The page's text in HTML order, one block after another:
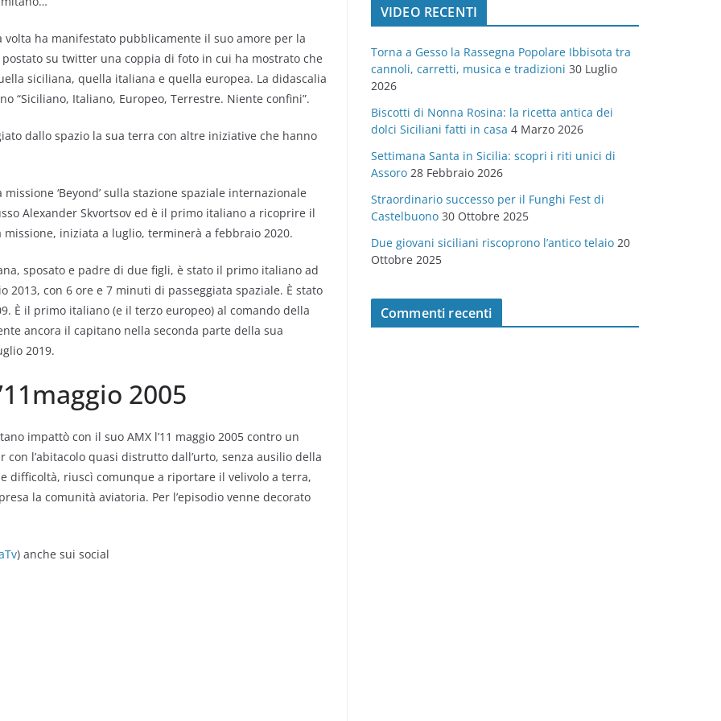
volta ha manifestato pubblicamente il suo amore per la
postato su twitter una coppia di foto in cui ha mostrato che
siciliana, quella italiana e quella europea. La didascalia
“Siciliano, Italiano, Europeo, Terrestre. Niente confini”.
dallo spazio la sua terra con altre iniziative che hanno
‘Beyond’ sulla stazione spaziale internazionale
Alexander Skvortsov ed è il primo italiano a ricoprire il
iniziata a luglio, terminerà a febbraio 2020.
sposato e padre di due figli, è stato il primo italiano ad
2013, con 6 ore e 7 minuti di passeggiata spaziale. È stato
È il primo italiano (e il terzo europeo) al comando della
ancora il capitano nella seconda parte della sua
2019.
2005
impattò con il suo AMX l’11 maggio 2005 contro un
l’abitacolo quasi distrutto dall’urto, senza ausilio della
difficoltà, riuscì comunque a riportare il velivolo a terra,
la comunità aviatoria. Per l’episodio venne decorato
) anche sui social
o
r
e
VIDEO RECENTI
Torna a Gesso la Rassegna Popolare Ibbisota tra
cannoli, carretti, musica e tradizioni 30 Luglio
2026
Biscotti di Nonna Rosina: la ricetta antica dei
dolci Siciliani fatti in casa 4 Marzo 2026
Settimana Santa in Sicilia: scopri i riti unici di
Assoro 28 Febbraio 2026
Straordinario successo per il Funghi Fest di
Castelbuono 30 Ottobre 2025
Due giovani siciliani riscoprono l’antico telaio 20
Ottobre 2025
Commenti recenti